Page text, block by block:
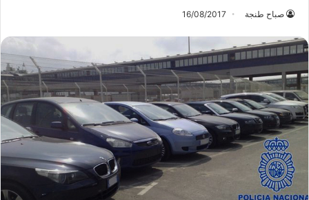
صباح طنجة 16/08/2017